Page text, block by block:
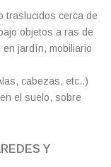
traslucidos cerca de
objetos a ras de
jardín, mobiliario
cabezas, etc..)
el suelo, sobre
Y